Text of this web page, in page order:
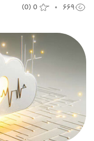
اخبار
بازارگاه ایرانسل
ترابرد به ایرانسل
۶۶۹ (0) 0